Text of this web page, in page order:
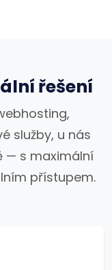
řešení
služby, u nás
— s maximální
přístupem.